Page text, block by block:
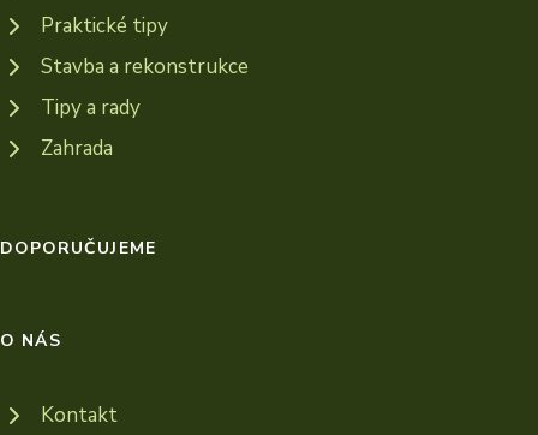
Praktické tipy
Stavba a rekonstrukce
Tipy a rady
Zahrada
DOPORUČUJEME
O NÁS
Kontakt